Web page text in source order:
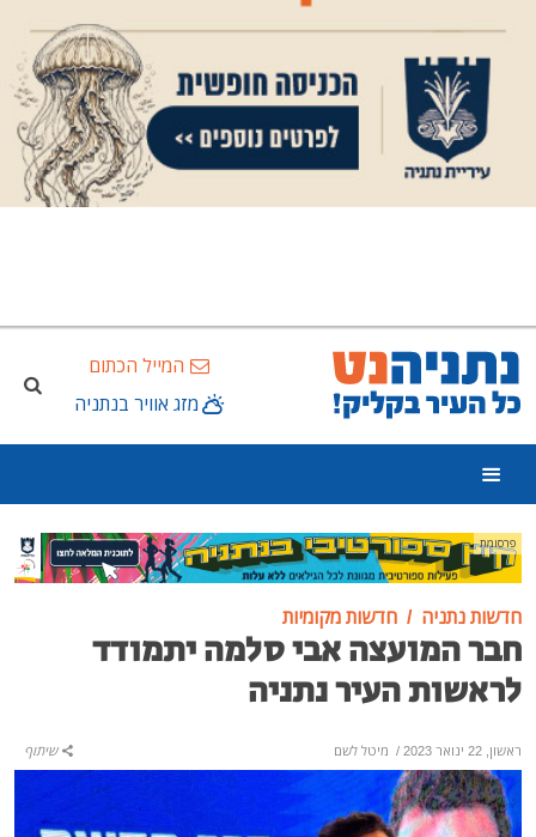
המייל הכתום
מזג אוויר בנתניה
פרסומת
חדשות נתניה חדשות מקומיות
חבר המועצה אבי סלמה יתמודד
לראשות העיר נתניה
ראשון, 22 ינואר 2023 / מיטל לשם שיתוף